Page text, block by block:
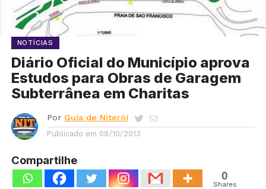
NOTÍCIAS
Diário Oficial do Município aprova
Estudos para Obras de Garagem
Subterrânea em Charitas
Por Guia de Niterói
Publicado em 09/10/2013
Compartilhe
0
Shares